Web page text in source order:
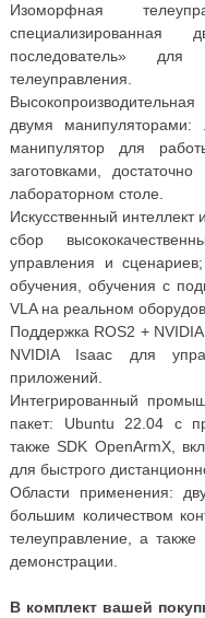
Изоморфная
последователь»
телеуправления.
двумя
манипулятор для
заготовками,
лабораторном столе.
Искусственный интеллект
сбор
управления и
обучения, обучения с
VLA на реальном
Поддержка ROS2 +
NVIDIA Isaac для
приложений.
Интегрированный
пакет: Ubuntu 22.04 с
также SDK OpenArmX,
для быстрого
Области применения:
большим количеством
телеуправление, а также
демонстрации.
В комплект вашей